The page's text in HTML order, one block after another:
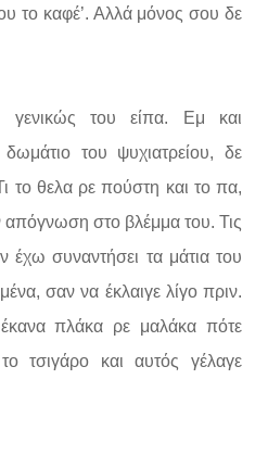
το καφέ’. Αλλά μόνος σου δε
γενικώς του είπα. Εμ και
του ψυχιατρείου, δε
το θελα ρε πούστη και το πα,
απόγνωση στο βλέμμα του. Τις
έχω συναντήσει τα μάτια του
σαν να έκλαιγε λίγο πριν.
πλάκα ρε μαλάκα πότε
τσιγάρο και αυτός γέλαγε